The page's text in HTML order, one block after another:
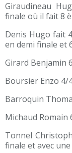
Giraudineau
finale où il fait 8
Denis Hugo fait
en demi finale et
Girard Benjamin
Boursier Enzo 4/
Barroquin
Michaud Romain
Tonnel
finale et avec